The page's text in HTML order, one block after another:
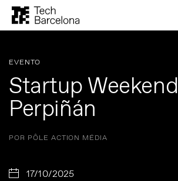
EVENTO
Startup Weekend
Perpiñán
POR PÔLE ACTION MÉDIA
17/10/2025